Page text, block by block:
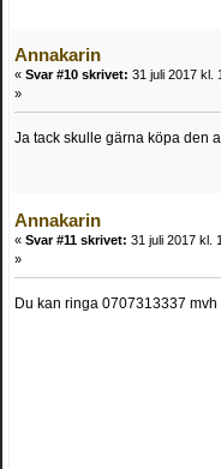
Annakarin
« Svar #10 skrivet: 31 juli 2017 kl.
»
Ja tack skulle gärna köpa den
Annakarin
« Svar #11 skrivet: 31 juli 2017 kl.
»
Du kan ringa 0707313337 mvh